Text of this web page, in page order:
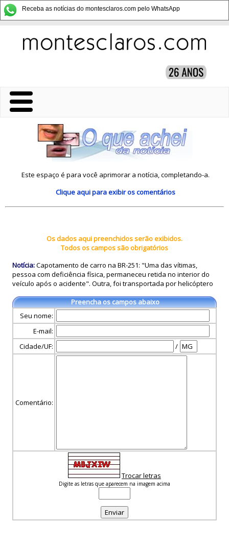
Receba as notícias do montesclaros.com pelo WhatsApp
Este espaço é para você aprimorar a notícia, completando-a.
Clique aquipara exibir os comentários
Os dados aqui preenchidos serão exibidos.
Todos os campos são obrigatórios
Notícia:Capotamento de carro na BR-251: "Uma das vítimas,
pessoa com deficiência física, permaneceu retida no interior do
veículo após o acidente". Outra, foi transportada por helicóptero
Preencha os campos abaixo
Seu nome:
E-mail:
Cidade/UF:
/
Comentário:
Trocar letras
Digite as letras que aparecem na imagem acima